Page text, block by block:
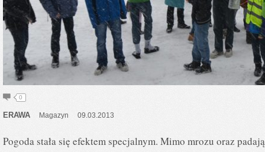
0
ERAWA Magazyn 09.03.2013
Pogoda stała się efektem specjalnym. Mimo mrozu oraz